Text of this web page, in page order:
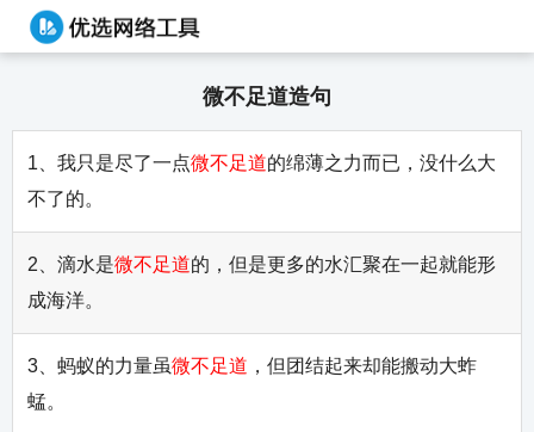
微不足道造句
1、我只是尽了一点微不足道的绵薄之力而已，没什么大
不了的。
2、滴水是微不足道的，但是更多的水汇聚在一起就能形
成海洋。
3、蚂蚁的力量虽微不足道 ，但团结起来却能搬动大蚱
蜢。